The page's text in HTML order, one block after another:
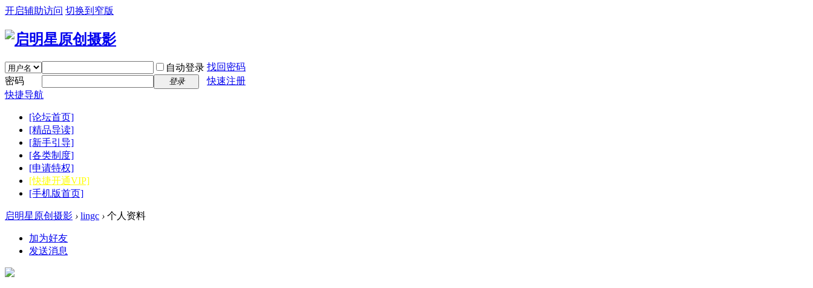
开启辅助访问 切换到窄版
自动登录 找回密码
密码
登录
快速注册
快捷导航
[论坛首页]
[精品导读]
[新手引导]
[各类制度]
[申请特权]
[快捷开通VIP]
[手机版首页]
启明星原创摄影 › lingc › 个人资料
加为好友
发送消息